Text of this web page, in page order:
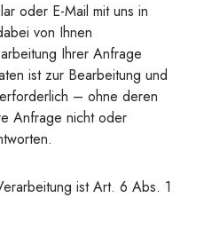
oder E-Mail mit uns in
von Ihnen
Ihrer Anfrage
ist zur Bearbeitung und
– ohne deren
Anfrage nicht oder
ist Art. 6 Abs. 1